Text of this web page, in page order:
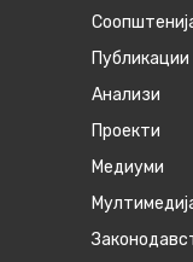
Публикации
Анализи
Проекти
Медиуми